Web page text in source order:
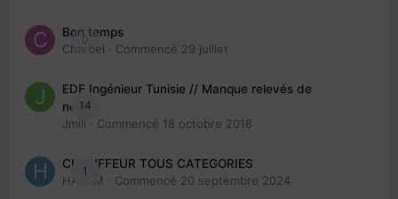
0
Bon temps
Charbel · Commencé 29 juillet
14
EDE Ingénieur Tunisie // Manque relevés de
note
Jmili · Commencé 18 octobre 2018
1
CHAUFFEUR TOUS CATEGORIES
HAZEM · Commencé 20 septembre 2024